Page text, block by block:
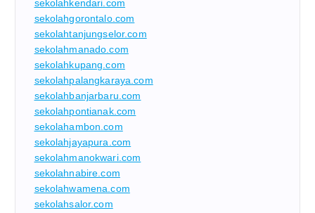
sekolahkendari.com
sekolahgorontalo.com
sekolahtanjungselor.com
sekolahmanado.com
sekolahkupang.com
sekolahpalangkaraya.com
sekolahbanjarbaru.com
sekolahpontianak.com
sekolahambon.com
sekolahjayapura.com
sekolahmanokwari.com
sekolahnabire.com
sekolahwamena.com
sekolahsalor.com